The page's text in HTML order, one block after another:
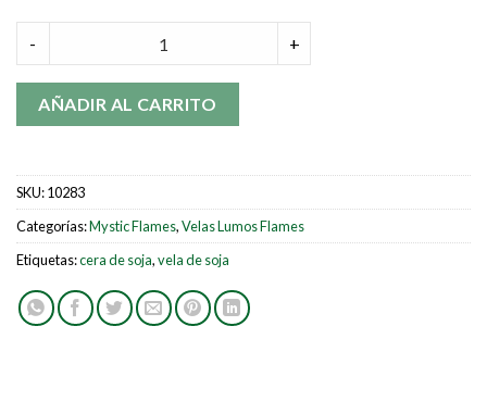
- +
AÑADIR AL CARRITO
SKU:10283
Categorías:Mystic Flames,Velas Lumos Flames
Etiquetas:cera de soja,vela de soja